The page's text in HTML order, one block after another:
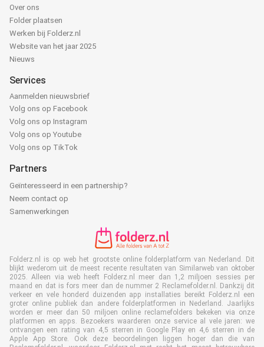
Over ons
Folder plaatsen
Werken bij Folderz.nl
Website van het jaar 2025
Nieuws
Services
Aanmelden nieuwsbrief
Volg ons op Facebook
Volg ons op Instagram
Volg ons op Youtube
Volg ons op TikTok
Partners
Geïnteresseerd in een partnership?
Neem contact op
Samenwerkingen
Folderz.nl is op web het grootste online folderplatform van Nederland. Dit
blijkt wederom uit de meest recente resultaten van Similarweb van oktober
2025. Alleen via web heeft Folderz.nl meer dan 1,2 miljoen sessies per
maand en dat is fors meer dan de nummer 2 Reclamefolder.nl. Dankzij dit
verkeer en vele honderd duizenden app installaties bereikt Folderz.nl een
groter online publiek dan andere folderplatformen in Nederland. Jaarlijks
worden er meer dan 50 miljoen online reclamefolders bekeken via onze
platformen en apps. Bezoekers waarderen onze service al vele jaren: we
ontvangen een rating van 4,5 sterren in Google Play en 4,6 sterren in de
Apple App Store. Ook deze beoordelingen liggen hoger dan die van